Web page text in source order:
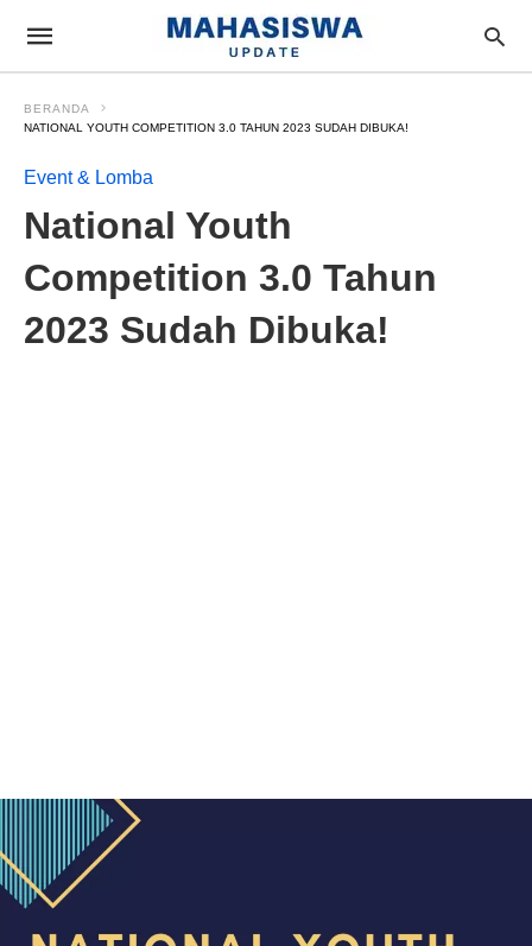
BERANDA
NATIONAL YOUTH COMPETITION 3.0 TAHUN 2023 SUDAH DIBUKA!
Event & Lomba
National Youth
Competition 3.0 Tahun
2023 Sudah Dibuka!